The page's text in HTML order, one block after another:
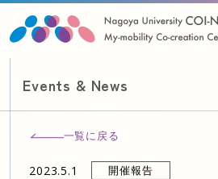
Events & News
一覧に戻る
2023.5.1 開催報告